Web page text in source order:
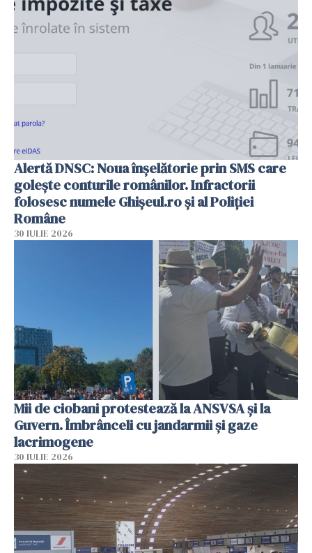
Alertă DNSC: Noua înșelătorie prin SMS care
golește conturile românilor. Infractorii
folosesc numele Ghișeul.ro și al Poliției
Române
30 IULIE 2026
Mii de ciobani protestează la ANSVSA și la
Guvern. Îmbrânceli cu jandarmii și gaze
lacrimogene
30 IULIE 2026